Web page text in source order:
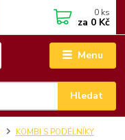
Menu
Hledat
0 ks
za 0 Kč
KOMBI S PODÉLNÍKY